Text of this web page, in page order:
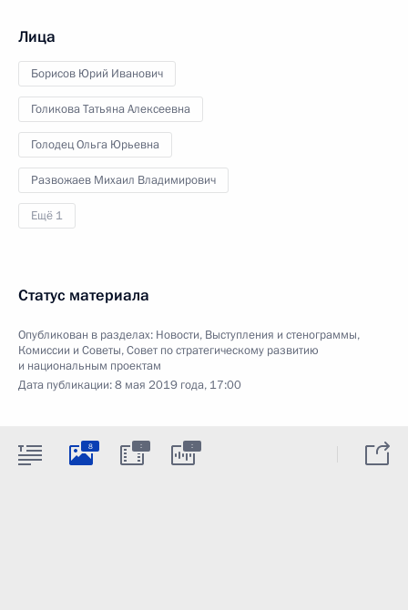
Лица
Борисов Юрий Иванович
Голикова Татьяна Алексеевна
Голодец Ольга Юрьевна
Развожаев Михаил Владимирович
Ещё 1
Статус материала
Опубликован в разделах: Новости, Выступления и стенограммы,
Комиссии и Советы,Совет по стратегическому развитию
и национальным проектам
Дата публикации:8 мая 2019 года, 17:00
8 : :